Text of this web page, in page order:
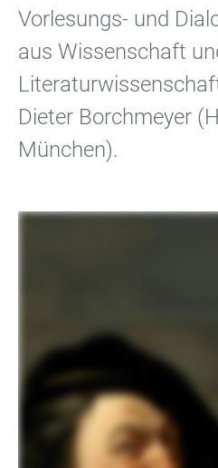
Vorlesungs- und
aus Wissenschaft
Dieter Borchmeyer
München).